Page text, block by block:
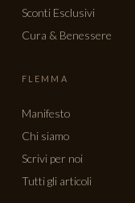
Sconti Esclusivi
Cura & Benessere
FLEMMA
Manifesto
Chi siamo
Scrivi per noi
Tutti gli articoli